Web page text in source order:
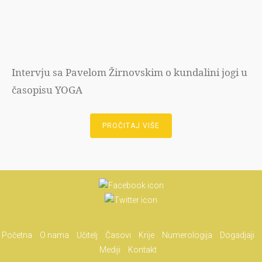
Intervju sa Pavelom Žirnovskim o kundalini jogi u
časopisu YOGA
PROČITAJ VIŠE
Početna O nama Učitelj Časovi Krije Numerologija
Dogadjaji
Mediji
Kontakt